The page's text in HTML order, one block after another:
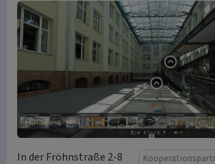
In der Fröhnstraße 2-8